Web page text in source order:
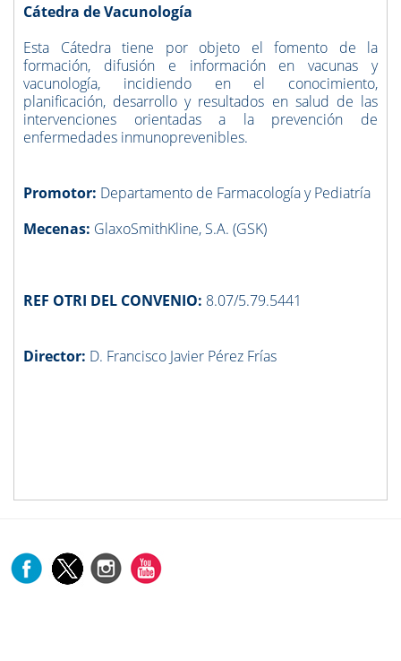
Cátedra de Vacunología
Esta Cátedra tiene por objeto el fomento de la
formación, difusión e información en vacunas y
vacunología, incidiendo en el conocimiento,
planificación, desarrollo y resultados en salud de las
intervenciones orientadas a la prevención de
enfermedades inmunoprevenibles.
Promotor: Departamento de Farmacología y Pediatría
Mecenas: GlaxoSmithKline, S.A. (GSK)
REF OTRI DEL CONVENIO: 8.07/5.79.5441
Director: D. Francisco Javier Pérez Frías